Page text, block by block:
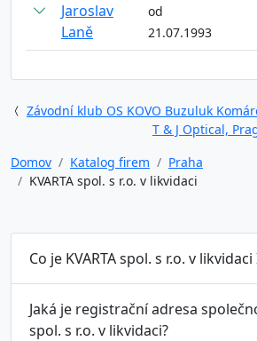
Jaroslav
Laně
od
21.07.1993
Závodní klub OS KOVO Buzuluk
T & J Optical,
Domov
Katalog firem
Praha
KVARTA spol. s r.o. v likvidaci
Co je KVARTA spol. s r.o. v likvidaci
Jaká je registrační adresa
spol. s r.o. v likvidaci?